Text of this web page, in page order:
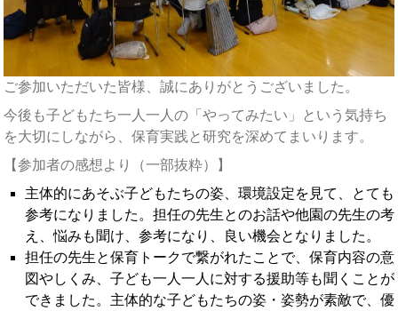
ご参加いただいた皆様、誠にありがとうございました。
今後も子どもたち一人一人の「やってみたい」という気持ち
を大切にしながら、保育実践と研究を深めてまいります。
【参加者の感想より（一部抜粋）】
主体的にあそぶ子どもたちの姿、環境設定を見て、とても
参考になりました。担任の先生とのお話や他園の先生の考
え、悩みも聞け、参考になり、良い機会となりました。
担任の先生と保育トークで繋がれたことで、保育内容の意
図やしくみ、子ども一人一人に対する援助等も聞くことが
できました。主体的な子どもたちの姿・姿勢が素敵で、優